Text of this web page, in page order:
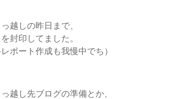
越しの昨日まで、
封印してました。
ポート作成も我慢中でち）
越し先ブログの準備とか、